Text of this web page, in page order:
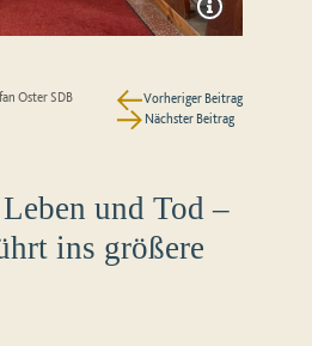
Oster SDB
Vorheriger Beitrag
Nächster Beitrag
und Tod –
ins größere